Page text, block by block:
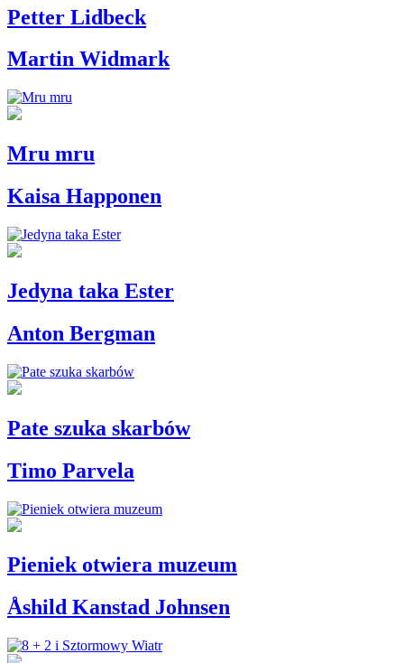
Petter Lidbeck
Martin Widmark
Mru mru
Kaisa Happonen
Jedyna taka Ester
Anton Bergman
Pate szuka skarbów
Timo Parvela
Pieniek otwiera muzeum
Åshild Kanstad Johnsen